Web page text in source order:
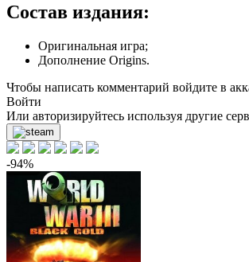
Состав издания:
Оригинальная игра;
Дополнение Origins.
Чтобы написать комментарий войдите в
Войти
Или авторизируйтесь используя другие
-94%